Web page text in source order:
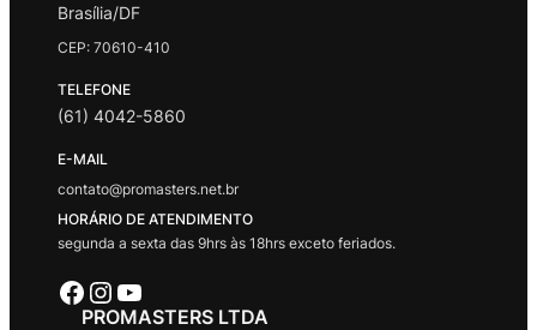
Brasília/DF
CEP: 70610-410
TELEFONE
(61) 4042-5860
E-MAIL
contato@promasters.net.br
HORÁRIO DE ATENDIMENTO
segunda a sexta das 9hrs às 18hrs exceto feriados.
Facebook Instagram Youtube
PROMASTERS LTDA